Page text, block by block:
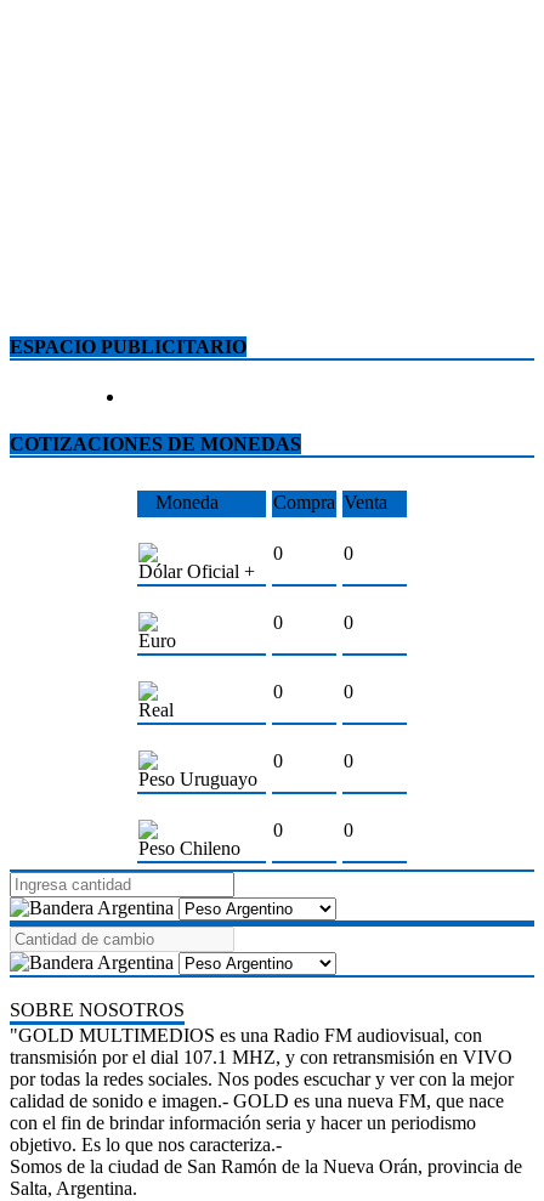
ESPACIO PUBLICITARIO
COTIZACIONES DE MONEDAS
Moneda Compra Venta
Dólar Oficial +
0 0
Euro
0 0
Real
0 0
Peso Uruguayo
0 0
Peso Chileno
0 0
SOBRE NOSOTROS
"GOLD MULTIMEDIOS es una Radio FM audiovisual, con
transmisión por el dial 107.1 MHZ, y con retransmisión en VIVO
por todas la redes sociales. Nos podes escuchar y ver con la mejor
calidad de sonido e imagen.- GOLD es una nueva FM, que nace
con el fin de brindar información seria y hacer un periodismo
objetivo. Es lo que nos caracteriza.-
Somos de la ciudad de San Ramón de la Nueva Orán, provincia de
Salta, Argentina.